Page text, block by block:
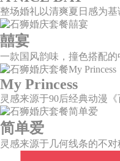
囍宴
My Princess
简单爱